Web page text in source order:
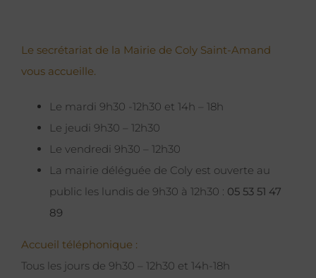
Le secrétariat de la Mairie de Coly Saint-Amand
vous accueille.
Le mardi 9h30 -12h30 et 14h – 18h
Le jeudi 9h30 – 12h30
Le vendredi 9h30 – 12h30
La mairie déléguée de Coly est ouverte au
public les lundis de 9h30 à 12h30 : 05 53 51 47
89
Accueil téléphonique :
Tous les jours de 9h30 – 12h30 et 14h-18h